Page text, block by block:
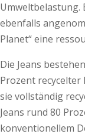
Umweltbelastung.
ebenfalls
Planet“ eine
Die Jeans
Prozent recycelter
sie vollständig
Jeans rund 80
konventionellem